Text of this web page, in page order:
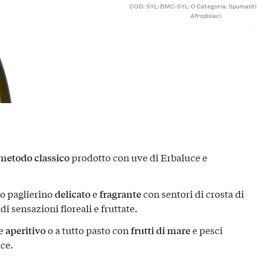
COD:SYL-BMC-SYL-0Categoria:Spumanti
Afrodisiaci
classicoprodotto con uve di Erbaluce e
paglierinodelicatoefragrantecon sentori di crosta di
sensazioni floreali e fruttate.
aperitivoo a tutto pasto confrutti di maree pesci